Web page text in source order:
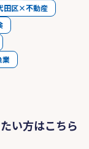
田区×不動産
い方はこちら